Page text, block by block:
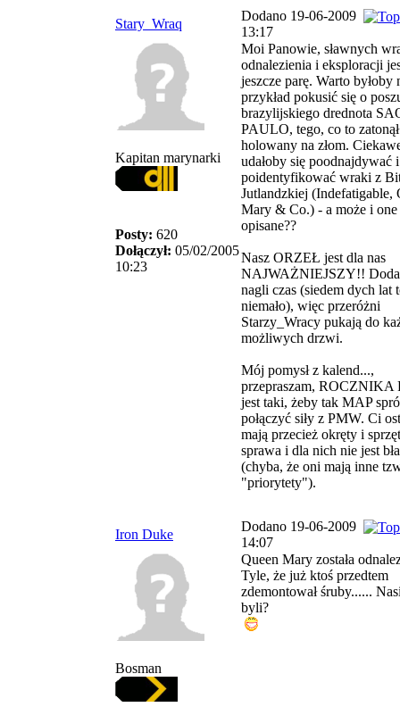
Stary_Wraq
Dodano 19-06-2009
13:17
Kapitan marynarki
Posty: 620
Dołączył: 05/02/2005
10:23
Moi Panowie, sławnych
odnalezienia i eksploracji
jeszcze parę. Warto byłoby
przykład pokusić się o
brazylijskiego drednota
PAULO, tego, co to zatonął
holowany na złom.
udałoby się poodnajdywać i
poidentyfikować wraki z
Jutlandzkiej (Indefatigable,
Mary & Co.) - a może i one
opisane??
Nasz ORZEŁ jest dla nas
NAJWAŻNIEJSZY!!
nagli czas (siedem dych lat
niemało), więc przeróżni
Starzy_Wracy pukają do
możliwych drzwi.
Mój pomysł z kalend...,
przepraszam, ROCZNIKA
jest taki, żeby tak MAP
połączyć siły z PMW. Ci
mają przecież okręty i
sprawa i dla nich nie jest
(chyba, że oni mają inne
"priorytety").
Iron Duke
Dodano 19-06-2009
14:07
Bosman
Queen Mary została
Tyle, że już ktoś przedtem
zdemontował śruby......
byli?